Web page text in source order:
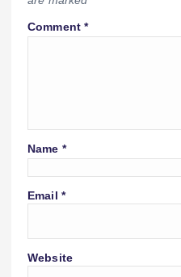
Comment*
Name *
Email *
Website